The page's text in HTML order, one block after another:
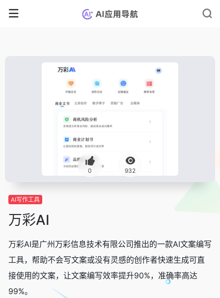
0 932
AI写作工具
万彩AI
万彩AI是广州万彩信息技术有限公司推出的一款AI文案编写
工具，帮助不会写文案或没有灵感的创作者快速生成可直
接使用的文案，让文案编写效率提升90%，准确率高达
99%。